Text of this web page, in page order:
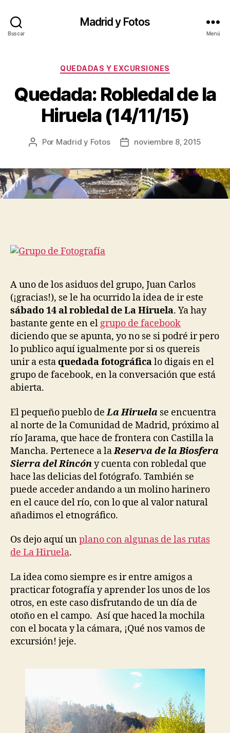
Buscar
Madrid y Fotos
Menú
Categorías
QUEDADAS Y EXCURSIONES
Quedada: Robledal de la
Hiruela (14/11/15)
Autor
entrada
Por Madrid y Fotos
Fecha
entrada
noviembre 8, 2015
A uno de los asiduos del grupo, Juan Carlos
(¡gracias!), se le ha ocurrido la idea de ir este
sábado 14 al robledal de La Hiruela. Ya hay
bastante gente en elgrupo de facebook
diciendo que se apunta, yo no se si podré ir pero
lo publico aquí igualmente por si os quereis
unir a estaquedada fotográficalo digais en el
grupo de facebook, en la conversación que está
abierta.
El pequeño pueblo deLa Hiruela se encuentra
al norte de la Comunidad de Madrid, próximo al
río Jarama, que hace de frontera con Castilla la
Mancha. Pertenece a laReserva de la Biosfera
Sierra del Rincóny cuenta con robledal que
hace las delicias del fotógrafo. También se
puede acceder andando a un molino harinero
en el cauce del río, con lo que al valor natural
añadimos el etnográfico.
Os dejo aquí unplano con algunas de las rutas
de La Hiruela.
La idea como siempre es ir entre amigos a
practicar fotografía y aprender los unos de los
otros, en este caso disfrutando de un día de
otoño en el campo. Así que haced la mochila
con el bocata y la cámara, ¡Qué nos vamos de
excursión! jeje.